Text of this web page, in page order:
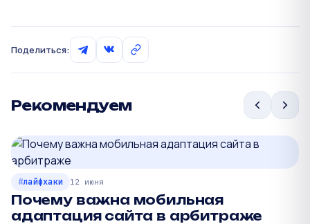
Поделиться:
Рекомендуем
лайфхаки 12 июня
Почему важна мобильная
адаптация сайта в арбитраже